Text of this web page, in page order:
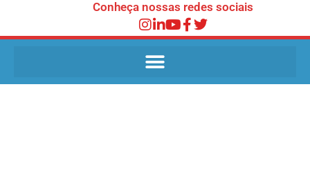
Conheça nossas redes sociais